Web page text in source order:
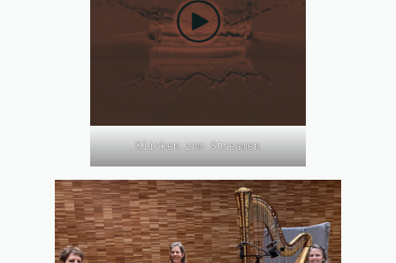
Klicken zum Streamen